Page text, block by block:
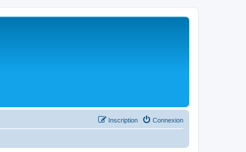
Connexion
Inscription